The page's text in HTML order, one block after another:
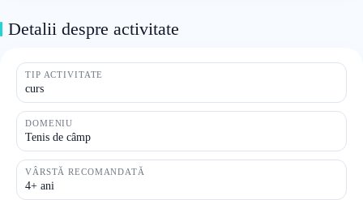
Detalii despre activitate
TIP ACTIVITATE
curs
DOMENIU
Tenis de câmp
VÂRSTĂ RECOMANDATĂ
4+ ani